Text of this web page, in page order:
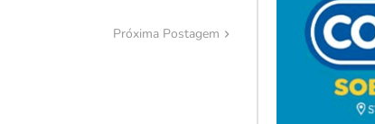
Próxima Postagem